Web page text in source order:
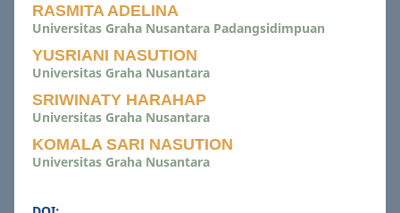
RASMITA ADELINA
Universitas Graha Nusantara Padangsidimpuan
YUSRIANI NASUTION
Universitas Graha Nusantara
SRIWINATY HARAHAP
Universitas Graha Nusantara
KOMALA SARI NASUTION
Universitas Graha Nusantara